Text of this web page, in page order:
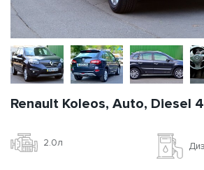
Renault Koleos, Auto, Diesel
2.0л